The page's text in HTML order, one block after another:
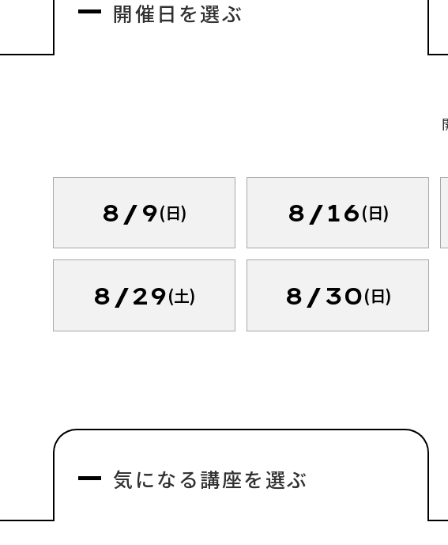
開催日を選ぶ
8/9(日) 8/16(日)
8/29(土) 8/30(日)
気になる講座を選ぶ